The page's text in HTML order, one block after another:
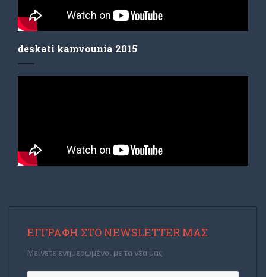
deskati kamvounia 2015
ΕΓΓΡΑΦΉ ΣΤΟ NEWSLETTER ΜΑΣ
Μείνετε ενημερωμένοι με τα νέα μας